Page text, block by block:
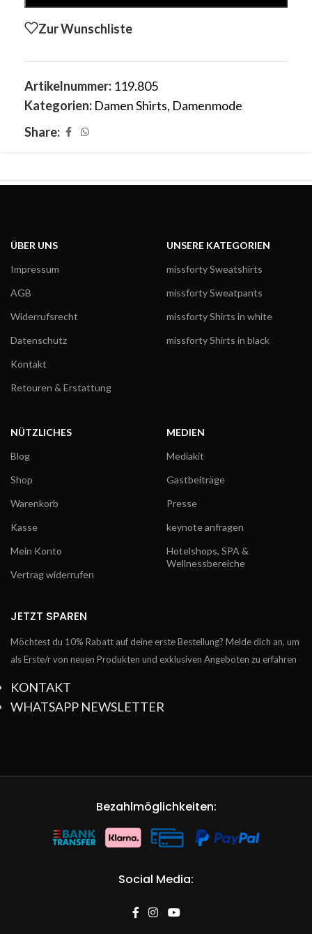
Zur Wunschliste
Artikelnummer: 119.805
Kategorien: Damen Shirts, Damenmode
Share:
ÜBER UNS
Impressum
AGB
Widerrufsrecht
Datenschutz
Kontakt
Retouren & Erstattung
UNSERE KATEGORIEN
missforty Sweatshirts
missforty Sweatpants
missforty Shirts in white
missforty Shirts in black
NÜTZLICHES
Blog
Shop
Warenkorb
Kasse
Mein Konto
Vertrag widerrufen
MEDIEN
Mediakit
Gastbeiträge
Presse
keynote anfragen
Hotelshops, SPA &
Wellnessbereiche
JETZT SPAREN
Möchtest du 10% Rabatt auf deine erste Bestellung? Melde dich an, um
als Erste/r von neuen Produkten und exklusiven Angeboten zu erfahren
KONTAKT
WHATSAPP NEWSLETTER
Bezahlmöglichkeiten:
Social Media: